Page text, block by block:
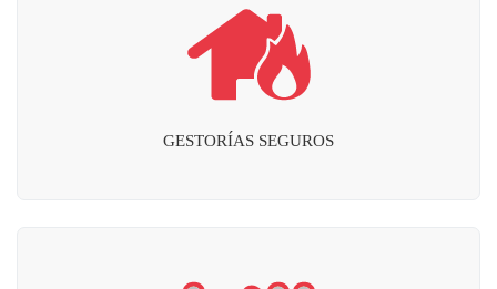
GESTORÍAS SEGUROS